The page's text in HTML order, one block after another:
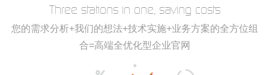
Three stations in one, saving costs
您的需求分析+我们的想法+技术实施+业务方案的全方位组
合=高端全优化型企业官网